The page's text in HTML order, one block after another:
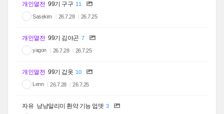
개인열전 99기 구구 11
Sasekim 26.7.28 26.7.25
개인열전 99기 김야곤 7
yagon 26.7.28 26.7.25
개인열전 99기 갑옷 10
Lenn 26.7.28 26.7.25
자유 냥냥알리미 환약 기능 업뎃 3